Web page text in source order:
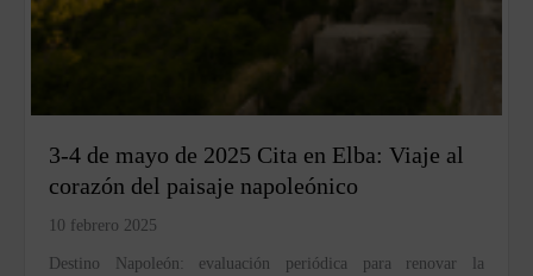
3-4 de mayo de 2025 Cita en Elba: Viaje al
corazón del paisaje napoleónico
10 febrero 2025
Destino Napoleón: evaluación periódica para renovar la